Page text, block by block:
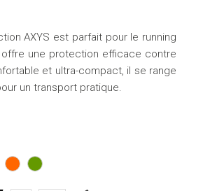
AXYS est parfait pour le running
une protection efficace contre
et ultra-compact, il se range
un transport pratique.
ORANGEVERT